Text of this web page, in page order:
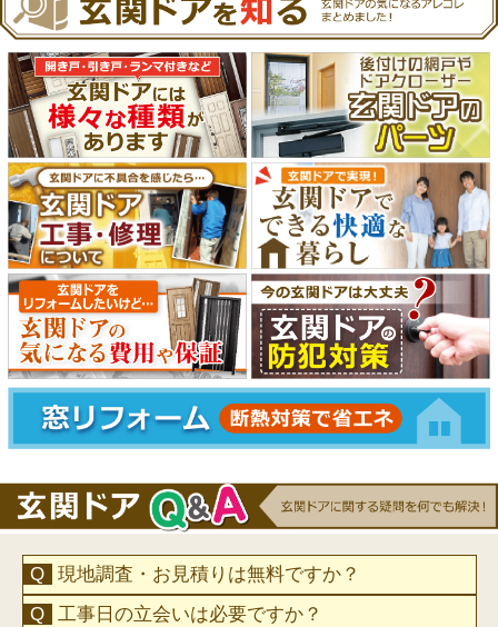
現地調査・お見積りは無料ですか？
工事日の立会いは必要ですか？